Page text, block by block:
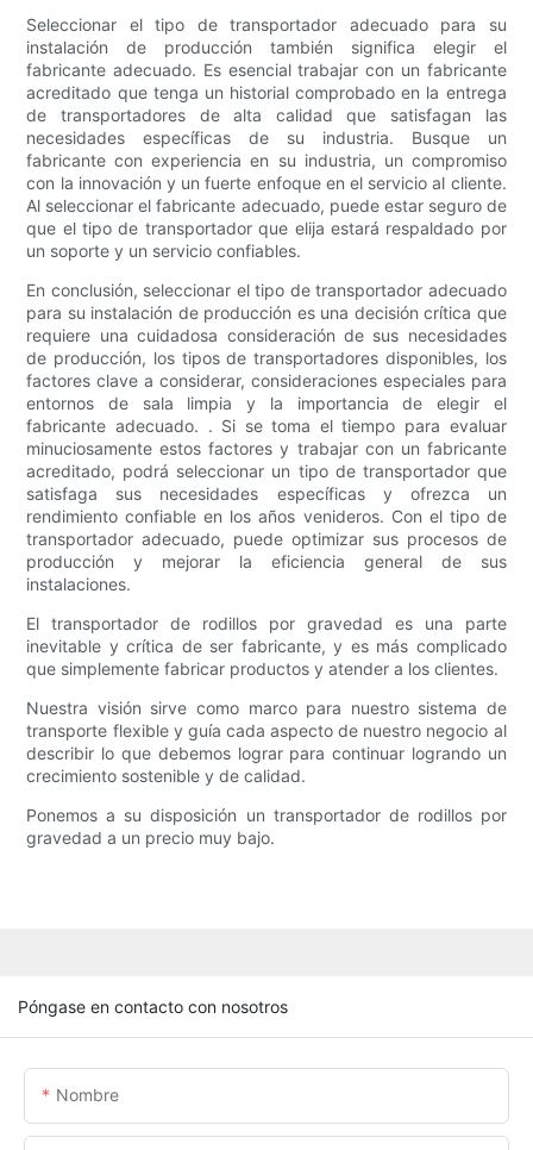
Seleccionar el tipo de transportador adecuado para su
instalación de producción también significa elegir el
fabricante adecuado. Es esencial trabajar con un fabricante
acreditado que tenga un historial comprobado en la entrega
de transportadores de alta calidad que satisfagan las
necesidades específicas de su industria. Busque un
fabricante con experiencia en su industria, un compromiso
con la innovación y un fuerte enfoque en el servicio al cliente.
Al seleccionar el fabricante adecuado, puede estar seguro de
que el tipo de transportador que elija estará respaldado por
un soporte y un servicio confiables.
En conclusión, seleccionar el tipo de transportador adecuado
para su instalación de producción es una decisión crítica que
requiere una cuidadosa consideración de sus necesidades
de producción, los tipos de transportadores disponibles, los
factores clave a considerar, consideraciones especiales para
entornos de sala limpia y la importancia de elegir el
fabricante adecuado. . Si se toma el tiempo para evaluar
minuciosamente estos factores y trabajar con un fabricante
acreditado, podrá seleccionar un tipo de transportador que
satisfaga sus necesidades específicas y ofrezca un
rendimiento confiable en los años venideros. Con el tipo de
transportador adecuado, puede optimizar sus procesos de
producción y mejorar la eficiencia general de sus
instalaciones.
El transportador de rodillos por gravedad es una parte
inevitable y crítica de ser fabricante, y es más complicado
que simplemente fabricar productos y atender a los clientes.
Nuestra visión sirve como marco para nuestro sistema de
transporte flexible y guía cada aspecto de nuestro negocio al
describir lo que debemos lograr para continuar logrando un
crecimiento sostenible y de calidad.
Ponemos a su disposición un transportador de rodillos por
gravedad a un precio muy bajo.
Póngase en contacto con nosotros
Nombre